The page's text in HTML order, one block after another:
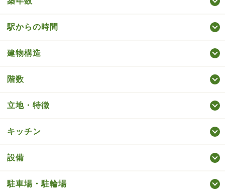
駅からの時間
建物構造
階数
立地・特徴
キッチン
設備
駐車場・駐輪場